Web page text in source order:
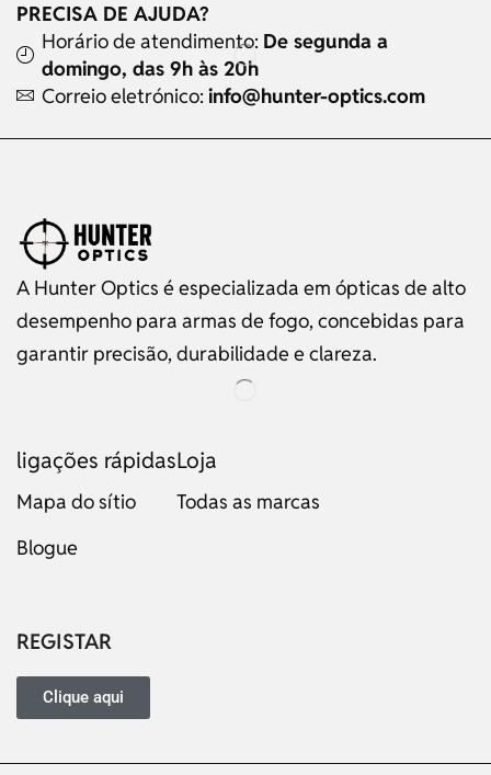
PRECISA DE AJUDA?
Horário de atendimento: De segunda a
domingo, das 9h às 20h
Correio eletrónico: info@hunter-optics.com
A Hunter Optics é especializada em ópticas de alto
desempenho para armas de fogo, concebidas para
garantir precisão, durabilidade e clareza.
ligações rápidas
Mapa do sítio
Blogue
Loja
Todas as marcas
REGISTAR
Clique aqui
French